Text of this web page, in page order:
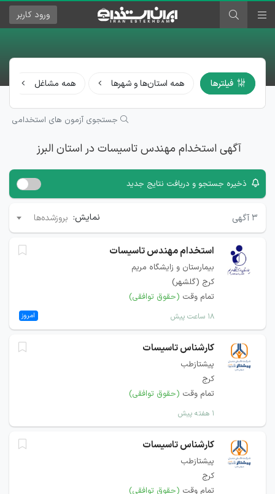
ورود کاربر
فیلترها همه استان‌ها و شهرها همه مشاغل
جستجوی آزمون های استخدامی
آگهی استخدام مهندس تاسیسات در استان البرز
ذخیره جستجو و دریافت نتایج جدید
۳ آگهی نمایش: بروزشده‌ها
استخدام مهندس تاسیسات
بیمارستان و زایشگاه مریم
کرج (گلشهر)
تمام وقت (حقوق توافقی)
۱۸ ساعت پیش امروز
کارشناس تاسیسات
پیشتازطب
کرج
تمام وقت (حقوق توافقی)
۱ هفته پیش
کارشناس تاسیسات
پیشتازطب
کرج
تمام وقت (حقوق توافقی)